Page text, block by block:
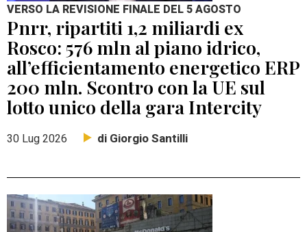
VERSO LA REVISIONE FINALE DEL 5 AGOSTO
Pnrr, ripartiti 1,2 miliardi ex
Rosco: 576 mln al piano idrico,
all’efficientamento energetico ERP
200 mln. Scontro con la UE sul
lotto unico della gara Intercity
30 Lug 2026 di Giorgio Santilli